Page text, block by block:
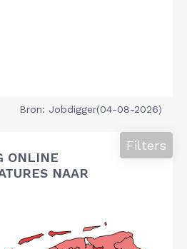
Bron: Jobdigger(04-08-2026)
ONLINE
NAAR
Filters